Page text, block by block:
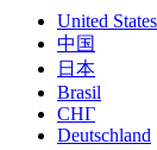
United States
中国
日本
Brasil
СНГ
Deutschland